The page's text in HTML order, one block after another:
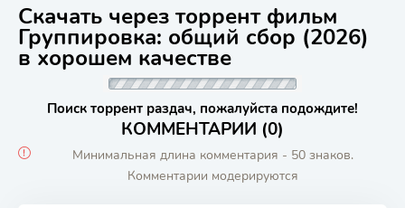
Скачать через торрент фильм
Группировка: общий сбор (2026)
в хорошем качестве
Поиск торрент раздач, пожалуйста подождите!
КОММЕНТАРИИ (0)
Минимальная длина комментария - 50 знаков.
Комментарии модерируются